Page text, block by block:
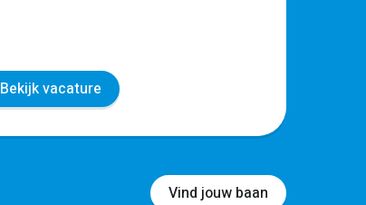
Bekijk vacature
Vind jouw baan